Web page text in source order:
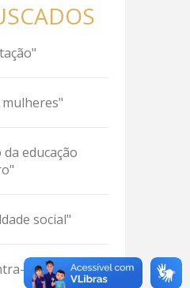
educação
social"
mulher